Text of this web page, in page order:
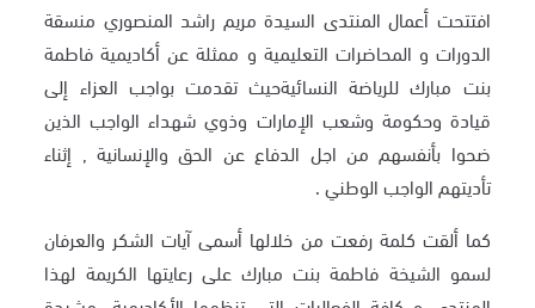
افتتحت أعمال المنتدى السيدة مريم راشد المنصوري منسقة
الدورات و المحاضرات التعليمية و ممثلة عن أكاديمية فاطمة
بنت مبارك للرياضة النسائيةحيث تقدمت بواجب العزاء إلى
قيادة وحكومة وشعب الإمارات وذوي شهداء الواجب الذين
ضحوا بأنفسهم من اجل الدفاع عن الحق والإنسانية , إثناء
تأديتهم الواجب الوطني .
كما ألقت كلمة رفعت من خلالها أسمى آيات الشكر والعرفان
لسمو الشيخة فاطمة بنت مبارك على رعايتها الكريمة لهذا